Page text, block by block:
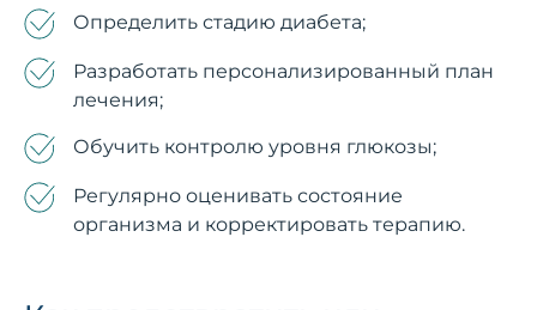
Определить стадию диабета;
Разработать персонализированный план
лечения;
Обучить контролю уровня глюкозы;
Регулярно оценивать состояние
организма и корректировать терапию.